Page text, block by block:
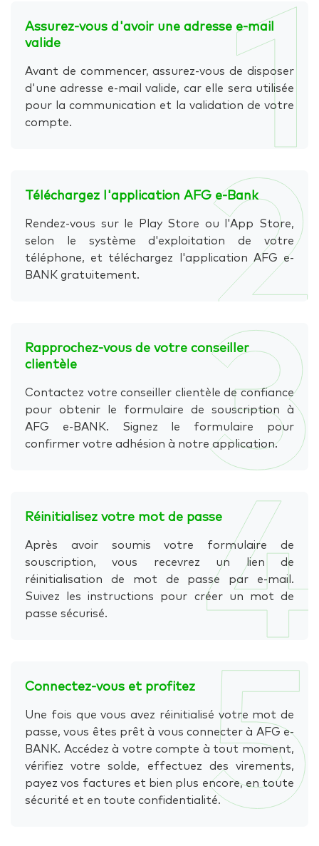
1
Assurez-vous d'avoir une adresse e-mail
valide
Avant de commencer, assurez-vous de disposer
d'une adresse e-mail valide, car elle sera utilisée
pour la communication et la validation de votre
compte.
2
Téléchargez l'application AFG e-Bank
Rendez-vous sur le Play Store ou l'App Store,
selon le système d'exploitation de votre
téléphone, et téléchargez l'application AFG e-
BANK gratuitement.
3
Rapprochez-vous de votre conseiller
clientèle
Contactez votre conseiller clientèle de confiance
pour obtenir le formulaire de souscription à
AFG e-BANK. Signez le formulaire pour
confirmer votre adhésion à notre application.
4
Réinitialisez votre mot de passe
Après avoir soumis votre formulaire de
souscription, vous recevrez un lien de
réinitialisation de mot de passe par e-mail.
Suivez les instructions pour créer un mot de
passe sécurisé.
5
Connectez-vous et profitez
Une fois que vous avez réinitialisé votre mot de
passe, vous êtes prêt à vous connecter à AFG e-
BANK. Accédez à votre compte à tout moment,
vérifiez votre solde, effectuez des virements,
payez vos factures et bien plus encore, en toute
sécurité et en toute confidentialité.